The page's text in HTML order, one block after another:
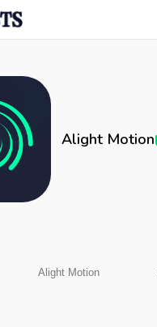
Alight Motion
Alight Motion